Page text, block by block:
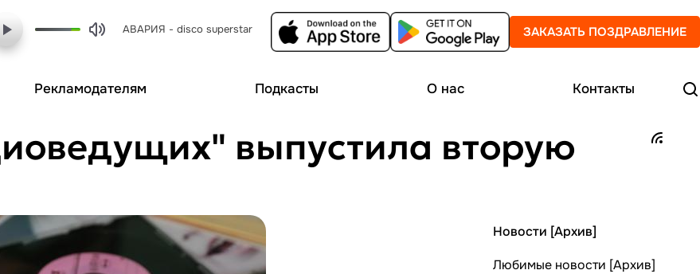
АВАРИЯ - disco superstar ЗАКАЗАТЬ ПОЗДРАВЛЕНИЕ
Рекламодателям Подкасты О нас Контакты
выпустила вторую
Новости [Архив]
Любимые новости [Архив]